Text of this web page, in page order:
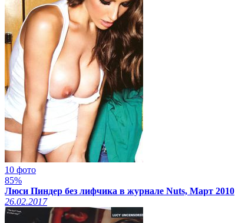
10 фото
85%
Люси Пиндер без лифчика в журнале Nuts, Март 2010
26.02.2017